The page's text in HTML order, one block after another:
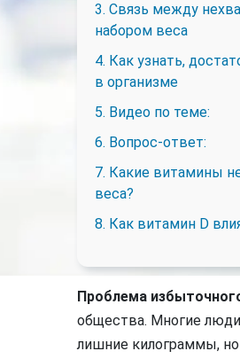
3. Связь между
набором веса
4. Как узнать,
в организме
5. Видео по теме:
6. Вопрос-ответ:
7. Какие витамины
веса?
8. Как витамин D
Проблема
общества. Многие
лишние килограммы,